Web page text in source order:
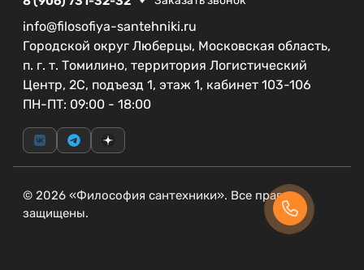
уверенным.
Выбирая душевой поддон BelBagno UNO TRAY-
MR-UNO-R-90-550-35-NERO-CR, вы получаете
сочетание практичности и эстетики, что
позволит не только улучшить функциональность
уюта и стиля.
info@filosofiya-santehniki.ru
Городской округ Люберцы, Московская область,
п. г. т. Томилино, территория Логистический
Центр, 2С, подъезд 1, этаж 1, кабинет 103-106
ПН-ПТ: 09:00 - 18:00
© 2026 «Философия сантехники». Все права
защищены.